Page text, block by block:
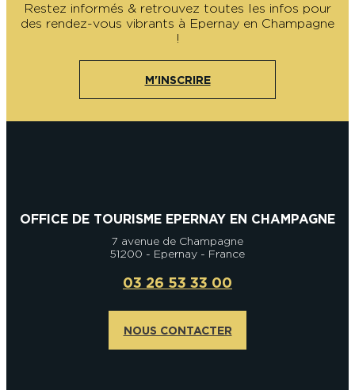
Restez informés & retrouvez toutes les infos pour
des rendez-vous vibrants à Epernay en Champagne
!
M'INSCRIRE
OFFICE DE TOURISME EPERNAY EN CHAMPAGNE
7 avenue de Champagne
51200 - Epernay - France
03 26 53 33 00
NOUS CONTACTER